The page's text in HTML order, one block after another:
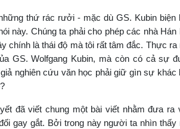
thứ rác rưởi - mặc dù GS. Kubin biện
này. Chúng ta phải cho phép các nhà
chính là thái độ mà tôi rất tâm đắc. Thực ra
GS. Wolfgang Kubin, mà còn có cả sự
nghiên cứu văn học phải giữ gìn sự khác
đã viết chung một bài viết nhằm đưa ra
gay gắt. Bởi trong này người ta nhìn